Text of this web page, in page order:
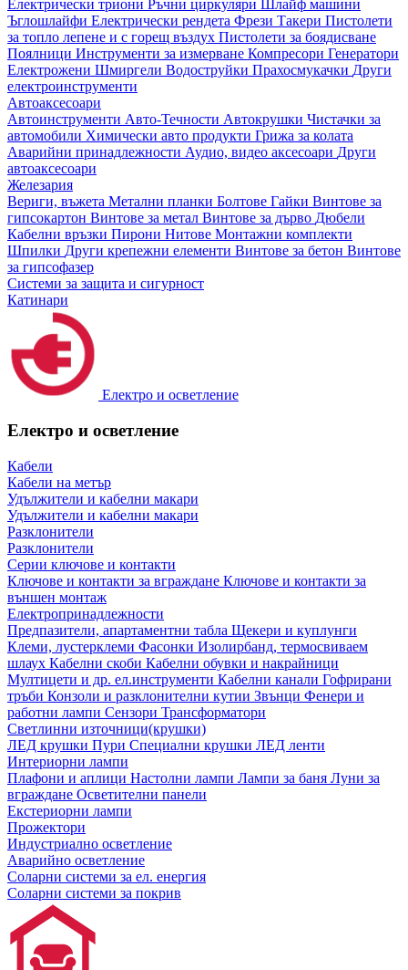
Електрически триони Ръчни циркуляри
Шлайф машини
Ъглошлайфи Електрически рендета Фрези Такери Пистолети
за топло лепене и с горещ въздух Пистолети за боядисване
Поялници Инструменти за измерване Компресори Генератори
Електрожени Шмиргели Водоструйки Прахосмукачки Други
електроинструменти
Автоаксесоари
Автоинструменти Авто-Течности Автокрушки Чистачки за
автомобили Химически авто продукти Грижа за колата
Аварийни принадлежности Аудио, видео аксесоари Други
автоаксесоари
Железария
Вериги, въжета Метални планки Болтове Гайки Винтове за
гипсокартон Винтове за метал Винтове за дърво Дюбели
Кабелни връзки Пирони Нитове Монтажни комплекти
Шпилки Други крепежни елементи Винтове за бетон Винтове
за гипсофазер
Системи за защита и сигурност
Катинари
Електро и осветление
Електро и осветление
Кабели
Кабели на метър
Удължители и кабелни макари
Удължители и кабелни макари
Разклонители
Разклонители
Серии ключове и контакти
Ключове и контакти за вграждане Ключове и контакти за
външен монтаж
Електропринадлежности
Предпазители, апартаментни табла Щекери и куплунги
Клеми, лустерклеми Фасонки Изолирбанд, термосвиваем
шлаух Кабелни скоби Кабелни обувки и накрайници
Мултицети и др. ел.инструменти Кабелни канали Гофрирани
тръби Конзоли и разклонителни кутии Звънци Фенери и
работни лампи Сензори Трансформатори
Светлинни източници(крушки)
ЛЕД крушки Пури Специални крушки ЛЕД ленти
Интериорни лампи
Плафони и аплици Настолни лампи Лампи за баня Луни за
вграждане Осветителни панели
Екстериорни лампи
Прожектори
Индустриално осветление
Аварийно осветление
Соларни системи за ел. енергия
Соларни системи за покрив